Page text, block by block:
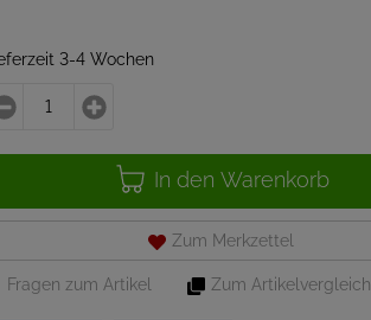
3-4 Wochen
In den Warenkorb
Zum Merkzettel
Fragen zum Artikel Zum Artikelvergleich